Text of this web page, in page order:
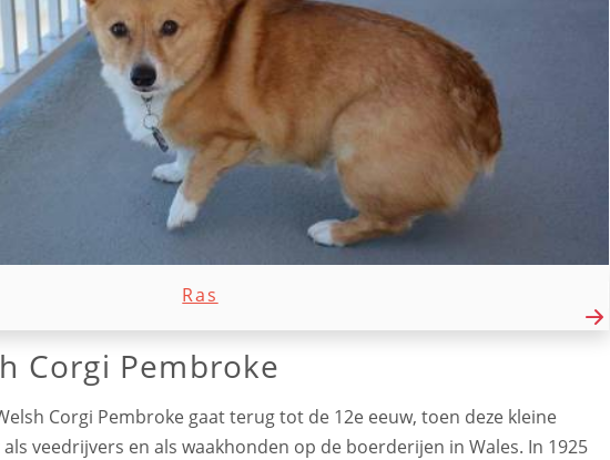
Ras
Corgi Pembroke
Corgi Pembroke gaat terug tot de 12e eeuw, toen deze kleine
veedrijvers en als waakhonden op de boerderijen in Wales. In 1925